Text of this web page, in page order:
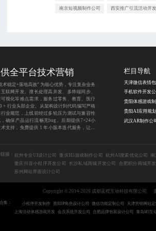
南京短视频制作公司 西安推广引流活动开
全平台技术营销
术稳定+落地高效” 为核心优势，专注复杂业务
联网开发。擅长处理高并发、多终端同步、
视化等难点需求，服务过零售、教育、医疗
+ 行业头部企业。从架构设计到代码编写严格
业规范，上线前经过多轮压力测试与兼容性
，确保产品运行流畅无bug。后期提供7×24小
术支持，免费提供 1 年小版本迭代服务，让企
栏目导航
手机软件开发
武汉AR制作公
接： 杭州专业UI设计公司 重庆H5游戏制作公司 杭州AI搜索优化公司
重庆抖音小程序开发公司
长沙私域商城开发公司
合肥积分商城开
苏州网站界面设计公司
Copyright © 2014-2026 成都蓝橙互动科技有限公司
集： 小程序开发制作 贵阳IP角色设计公司 微信功能定制公司
天津营销网站
上海活动体感游戏开发
会员系统开发公司 合肥品牌包装设计公司 青岛H5互